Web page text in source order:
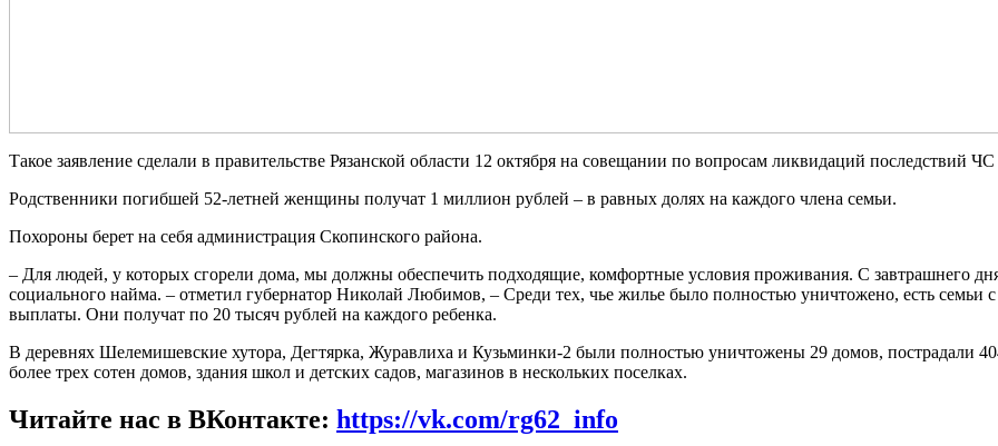
Такое заявление сделали в правительстве Рязанской области 12 октября на совещании по вопросам ликвидаций последствий
Родственники погибшей 52-летней женщины получат 1 миллион рублей – в равных долях на каждого члена семьи.
Похороны берет на себя администрация Скопинского района.
– Для людей, у которых сгорели дома, мы должны обеспечить подходящие, комфортные условия проживания. С завтрашнего
социального найма. – отметил губернатор Николай Любимов, – Среди тех, чье жилье было полностью уничтожено, есть
выплаты. Они получат по 20 тысяч рублей на каждого ребенка.
В деревнях Шелемишевские хутора, Дегтярка, Журавлиха и Кузьминки-2 были полностью уничтожены 29 домов, пострадали
более трех сотен домов, здания школ и детских садов, магазинов в нескольких поселках.
Читайте нас в ВКонтакте: https://vk.com/rg62_info